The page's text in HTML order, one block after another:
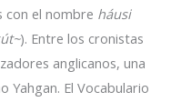
el nombre háusi
). Entre los cronistas
anglicanos, una
Yahgan. El Vocabulario